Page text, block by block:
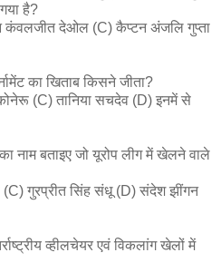
है?
कंवलजीत देओल (C) कैप्टन अंजलि गुप्ता
का खिताब किसने जीता?
कोनेरू (C) तानिया सचदेव (D) इनमें से
नाम बताइए जो यूरोप लीग में खेलने वाले
(C) गुरप्रीत सिंह संधू (D) संदेश झींगन
व्हीलचेयर एवं विकलांग खेलों में